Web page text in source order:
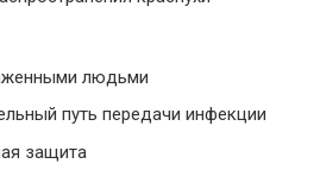
людьми
путь передачи инфекции
защита